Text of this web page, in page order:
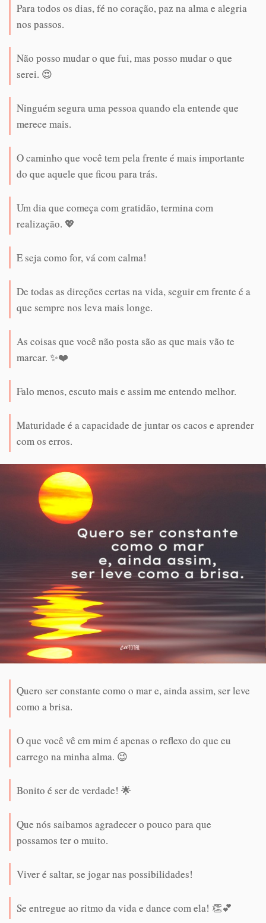
Para todos os dias, fé no coração, paz na alma e alegria
nos passos.
Não posso mudar o que fui, mas posso mudar o que
serei. 😍
Ninguém segura uma pessoa quando ela entende que
merece mais.
O caminho que você tem pela frente é mais importante
do que aquele que ficou para trás.
Um dia que começa com gratidão, termina com
realização. 💖
E seja como for, vá com calma!
De todas as direções certas na vida, seguir em frente é a
que sempre nos leva mais longe.
As coisas que você não posta são as que mais vão te
marcar. ✨❤️
Falo menos, escuto mais e assim me entendo melhor.
Maturidade é a capacidade de juntar os cacos e aprender
com os erros.
Quero ser constante como o mar e, ainda assim, ser leve
como a brisa.
O que você vê em mim é apenas o reflexo do que eu
carrego na minha alma. 😉
Bonito é ser de verdade! 🌟
Que nós saibamos agradecer o pouco para que
possamos ter o muito.
Viver é saltar, se jogar nas possibilidades!
Se entregue ao ritmo da vida e dance com ela! 👏💕